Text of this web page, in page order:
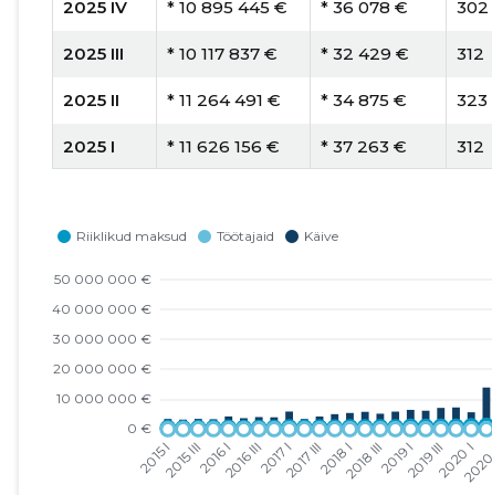
2025 IV * 10 895 445 € * 36 078 € 302
2025 III * 10 117 837 € * 32 429 € 312
2025 II * 11 264 491 € * 34 875 € 323
2025 I * 11 626 156 € * 37 263 € 312
2024 III * 7 934 155 € * 24 640 €
2024 II
2024 I
2023 IV
* 9 707 870 € * 29 597 € 328
* 8 059 729 € * 24 276 € 332